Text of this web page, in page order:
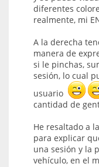
diferentes
realmente, mi
A la derecha
manera de
si le pinchas,
sesión, lo cual
usuario
cantidad de
He resaltado a
para explicar
una sesión y la
vehículo, en el